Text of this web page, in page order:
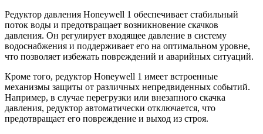
Редуктор давления Honeywell 1 обеспечивает стабильный
поток воды и предотвращает возникновение скачков
давления. Он регулирует входящее давление в систему
водоснабжения и поддерживает его на оптимальном уровне,
что позволяет избежать повреждений и аварийных ситуаций.
Кроме того, редуктор Honeywell 1 имеет встроенные
механизмы защиты от различных непредвиденных событий.
Например, в случае перегрузки или внезапного скачка
давления, редуктор автоматически отключается, что
предотвращает его повреждение и выход из строя.